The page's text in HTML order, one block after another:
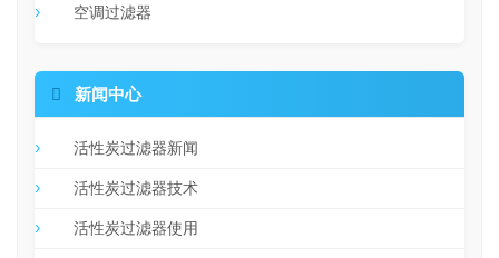
空调过滤器
 新闻中心
活性炭过滤器新闻
活性炭过滤器技术
活性炭过滤器使用